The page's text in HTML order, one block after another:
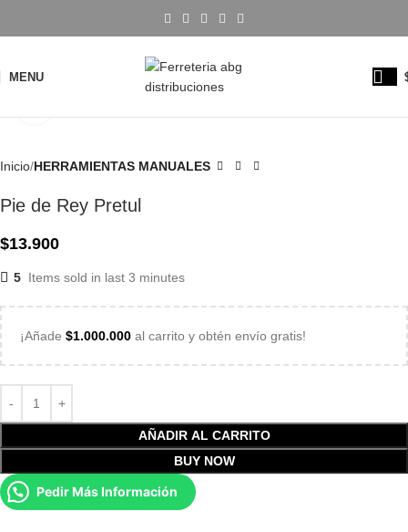
MENU
Inicio HERRAMIENTAS MANUALES
Pie de Rey Pretul
$13.900
5 Items sold in last 3 minutes
¡Añade $1.000.000 al carrito y obtén envío gratis!
AÑADIR AL CARRITO
BUY NOW
Pedir Más Información